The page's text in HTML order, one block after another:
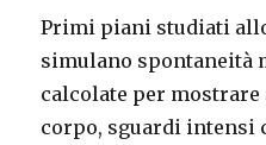
Primi piani studiati
simulano spontaneità
calcolate per mostrare
corpo, sguardi intensi